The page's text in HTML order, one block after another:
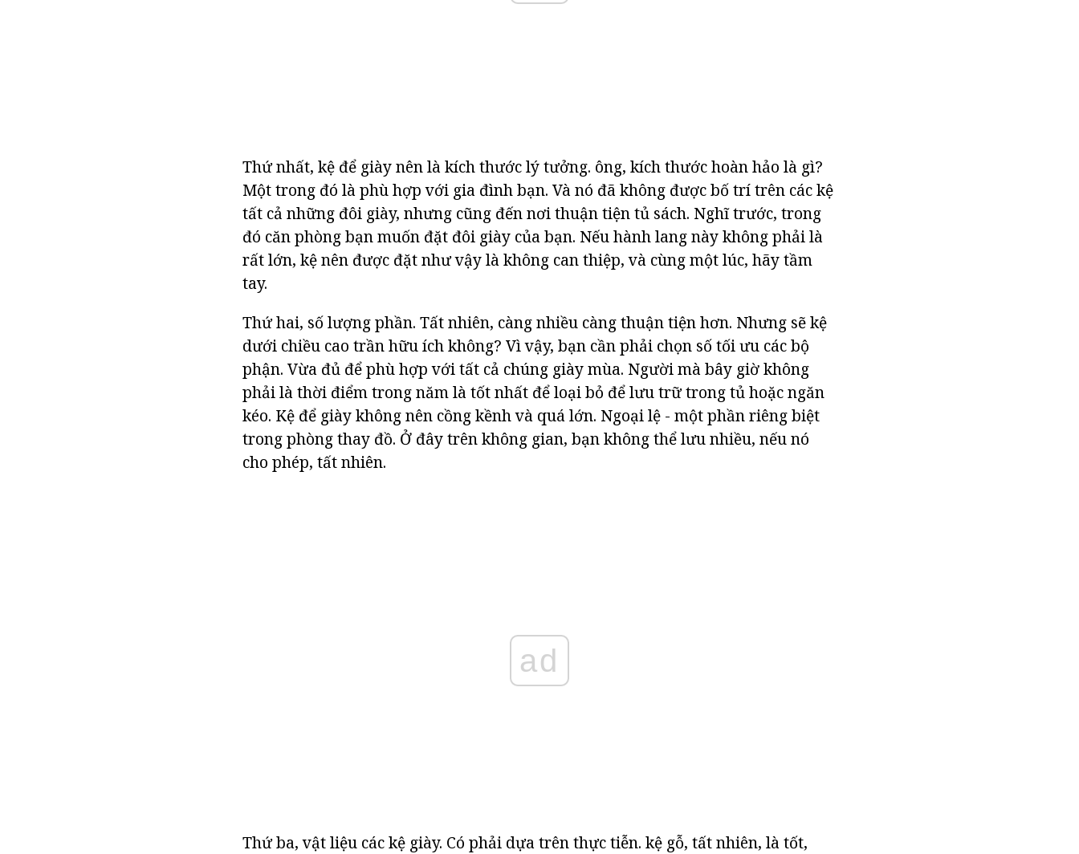
Thứ nhất, kệ để giày nên là kích thước lý tưởng. ông, kích thước hoàn hảo là gì?
Một trong đó là phù hợp với gia đình bạn. Và nó đã không được bố trí trên các kệ
tất cả những đôi giày, nhưng cũng đến nơi thuận tiện tủ sách. Nghĩ trước, trong
đó căn phòng bạn muốn đặt đôi giày của bạn. Nếu hành lang này không phải là
rất lớn, kệ nên được đặt như vậy là không can thiệp, và cùng một lúc, hãy tầm
tay.
Thứ hai, số lượng phần. Tất nhiên, càng nhiều càng thuận tiện hơn. Nhưng sẽ kệ
dưới chiều cao trần hữu ích không? Vì vậy, bạn cần phải chọn số tối ưu các bộ
phận. Vừa đủ để phù hợp với tất cả chúng giày mùa. Người mà bây giờ không
phải là thời điểm trong năm là tốt nhất để loại bỏ để lưu trữ trong tủ hoặc ngăn
kéo. Kệ để giày không nên cồng kềnh và quá lớn. Ngoại lệ - một phần riêng biệt
trong phòng thay đồ. Ở đây trên không gian, bạn không thể lưu nhiều, nếu nó
cho phép, tất nhiên.
ad
Thứ ba, vật liệu các kệ giày. Có phải dựa trên thực tiễn. kệ gỗ, tất nhiên, là tốt,